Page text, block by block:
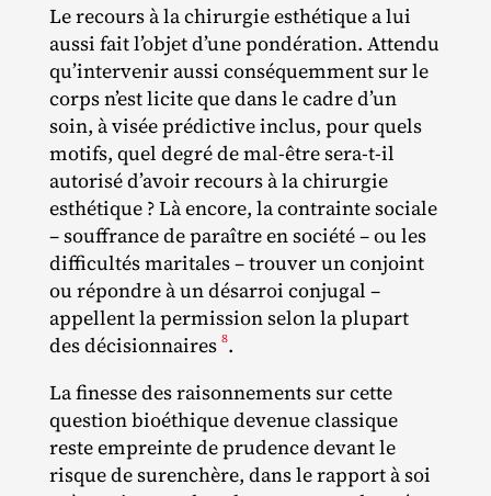
Le recours à la chirurgie esthétique a lui
aussi fait l’objet d’une pondération. Attendu
qu’intervenir aussi conséquemment sur le
corps n’est licite que dans le cadre d’un
soin, à visée prédictive inclus, pour quels
motifs, quel degré de mal‐​être sera‐​t‐​il
autorisé d’avoir recours à la chirurgie
esthétique ? Là encore, la contrainte sociale
– souffrance de paraître en société – ou les
difficultés maritales – trouver un conjoint
ou répondre à un désarroi conjugal –
appellent la permission selon la plupart
des décisionnaires 8.
La finesse des raisonnements sur cette
question bioéthique devenue classique
reste empreinte de prudence devant le
risque de surenchère, dans le rapport à soi